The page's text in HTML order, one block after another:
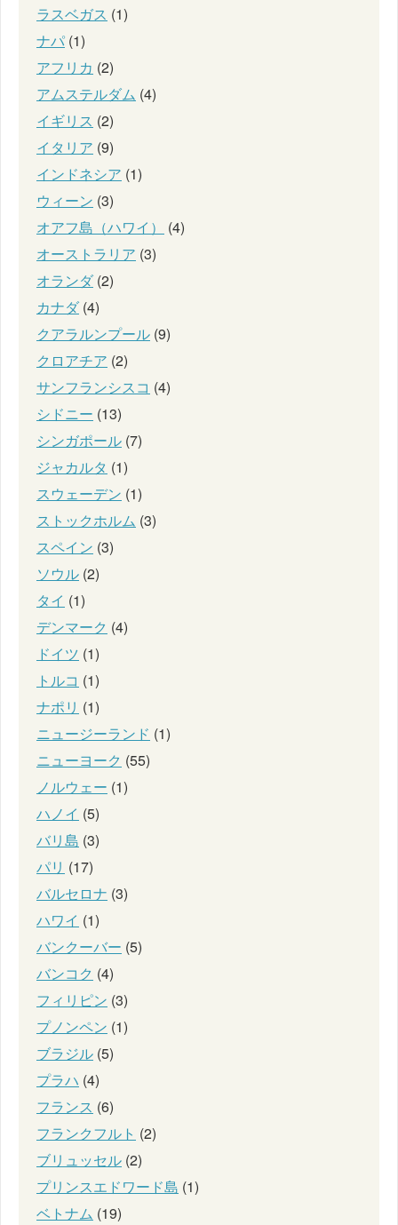
ラスベガス (1)
ナパ (1)
アフリカ (2)
アムステルダム (4)
イギリス (2)
イタリア (9)
インドネシア (1)
ウィーン (3)
オアフ島（ハワイ）
(4)
オーストラリア (3)
オランダ(2)
カナダ(4)
クアラルンプール (9)
クロアチア (2)
サンフランシスコ (4)
シドニー (13)
シンガポール (7)
ジャカルタ (1)
スウェーデン (1)
ストックホルム (3)
スペイン (3)
ソウル (2)
タイ (1)
デンマーク (4)
ドイツ (1)
トルコ (1)
ナポリ (1)
ニュージーランド (1)
ニューヨーク (55)
ノルウェー (1)
ハノイ (5)
バリ島 (3)
パリ (17)
バルセロナ (3)
ハワイ (1)
バンクーバー (5)
バンコク (4)
フィリピン (3)
プノンペン (1)
ブラジル (5)
プラハ (4)
フランス (6)
フランクフルト (2)
ブリュッセル (2)
プリンスエドワード島 (1)
ベトナム (19)